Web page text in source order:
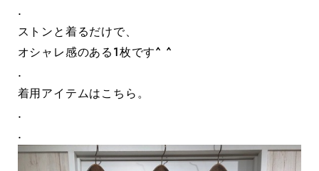
.
ストンと着るだけで、
オシャレ感のある1枚です^ ^
.
着用アイテムはこちら。
.
.